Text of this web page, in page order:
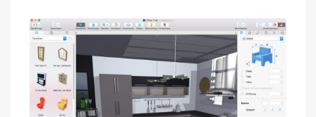
360-
Grad-
Video-
Support